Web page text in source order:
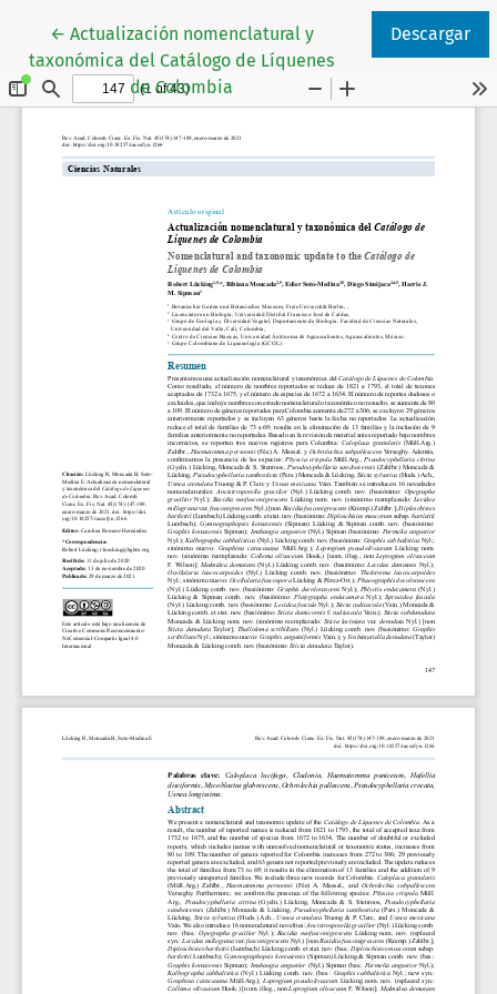
← Volver a los detalles del artículo
Actualización nomenclatural y
taxonómica del Catálogo de Líquenes
de Colombia
Descargar